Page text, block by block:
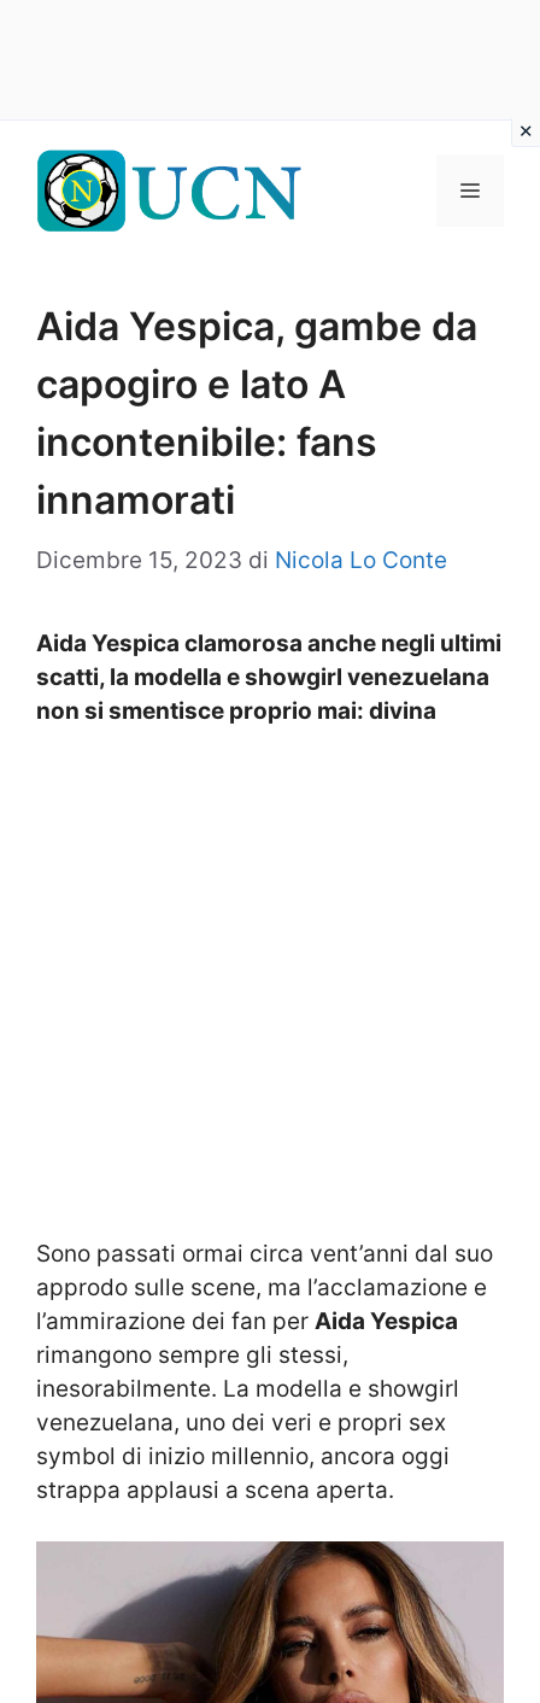
contenuto
Menu
Aida Yespica, gambe da
capogiro e lato A
incontenibile: fans
innamorati
Dicembre 15, 2023 di Nicola Lo Conte
Aida Yespica clamorosa anche negli ultimi
scatti, la modella e showgirl venezuelana
non si smentisce proprio mai: divina
Sono passati ormai circa vent’anni dal suo
approdo sulle scene, ma l’acclamazione e
l’ammirazione dei fan per Aida Yespica
rimangono sempre gli stessi,
inesorabilmente. La modella e showgirl
venezuelana, uno dei veri e propri sex
symbol di inizio millennio, ancora oggi
strappa applausi a scena aperta.